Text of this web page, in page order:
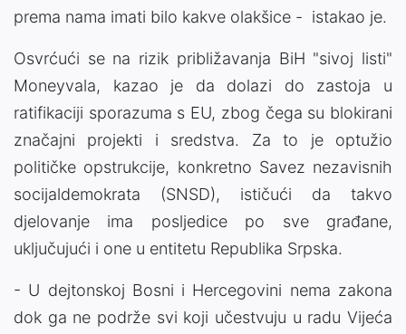
prema nama imati bilo kakve olakšice - istakao je.
Osvrćući se na rizik približavanja BiH "sivoj listi"
Moneyvala, kazao je da dolazi do zastoja u
ratifikaciji sporazuma s EU, zbog čega su blokirani
značajni projekti i sredstva. Za to je optužio
političke opstrukcije, konkretno Savez nezavisnih
socijaldemokrata (SNSD), ističući da takvo
djelovanje ima posljedice po sve građane,
uključujući i one u entitetu Republika Srpska.
- U dejtonskoj Bosni i Hercegovini nema zakona
dok ga ne podrže svi koji učestvuju u radu Vijeća